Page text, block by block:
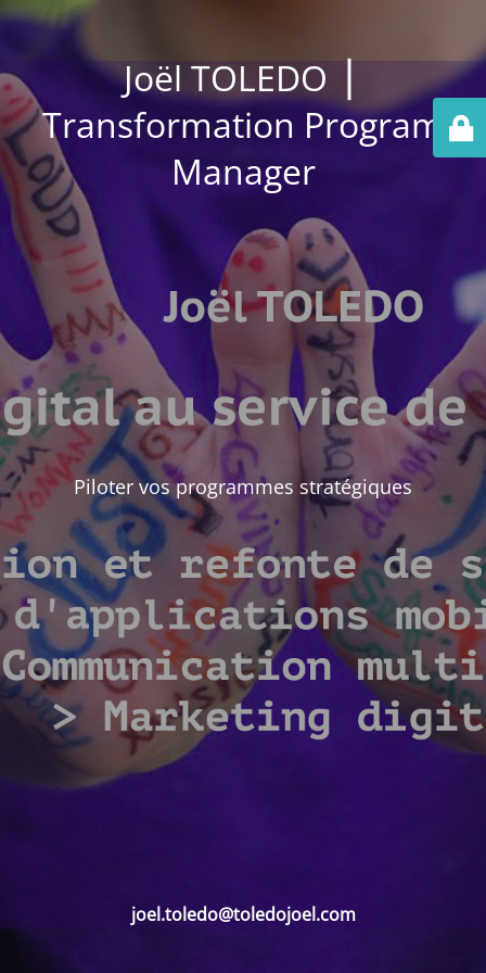
Joël TOLEDO ⎪
Transformation Program
Manager
Piloter vos programmes stratégiques
joel.toledo@toledojoel.com